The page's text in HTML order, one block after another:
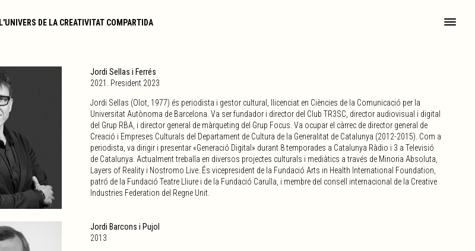
L'UNIVERS DE LA CREATIVITAT COMPARTIDA
Jordi Sellas i Ferrés
2021. President 2023
Jordi Sellas (Olot, 1977) és periodista i gestor cultural, llicenciat en Ciències de la Comunicació per la
Universitat Autònoma de Barcelona. Va ser fundador i director del Club TR3SC, director audiovisual i digital
del Grup RBA, i director general de màrqueting del Grup Focus. Va ocupar el càrrec de director general de
Creació i Empreses Culturals del Departament de Cultura de la Generalitat de Catalunya (2012-2015). Com a
periodista, va dirigir i presentar «Generació Digital» durant 8 temporades a Catalunya Ràdio i 3 a Televisió
de Catalunya. Actualment treballa en diversos projectes culturals i mediàtics a través de Minoria Absoluta,
Layers of Reality i Nostromo Live. És vicepresident de la Fundació Arts in Health International Foundation,
patró de la Fundació Teatre Lliure i de la Fundació Carulla, i membre del consell internacional de la Creative
Industries Federation del Regne Unit.
Jordi Barcons i Pujol
2013